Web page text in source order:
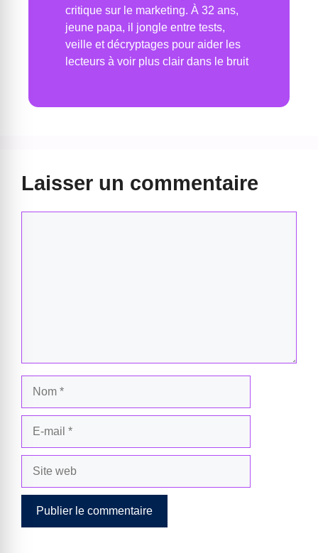
critique sur le marketing. À 32 ans,
jeune papa, il jongle entre tests,
veille et décryptages pour aider les
lecteurs à voir plus clair dans le bruit
Laisser un commentaire